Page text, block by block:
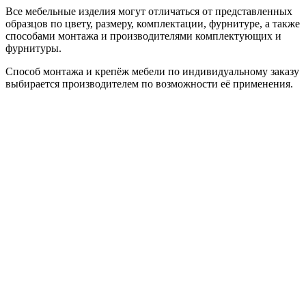
Все мебельные изделия могут отличаться от представленных
образцов по цвету, размеру, комплектации, фурнитуре, а также
способами монтажа и производителями комплектующих и
фурнитуры.
Способ монтажа и крепёж мебели по индивидуальному заказу
выбирается производителем по возможности её применения.